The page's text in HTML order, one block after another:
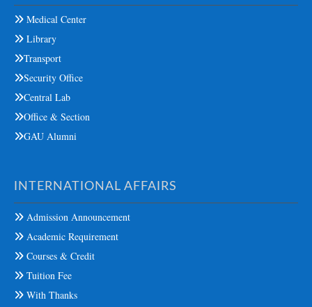
Medical Center
Library
Transport
Security Office
Central Lab
Office & Section
GAU Alumni
INTERNATIONAL AFFAIRS
Admission Announcement
Academic Requirement
Courses & Credit
Tuition Fee
With Thanks